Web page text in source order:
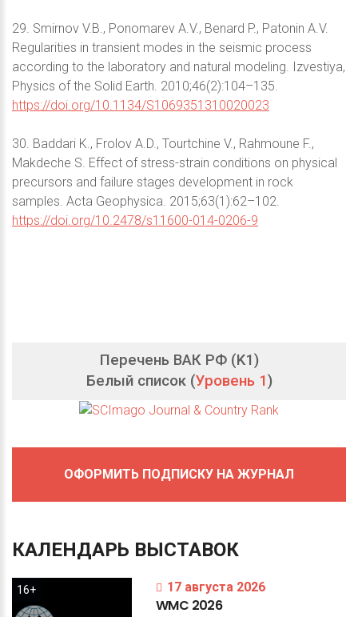
29. Smirnov V.B., Ponomarev A.V., Benard P., Patonin A.V.
Regularities in transient modes in the seismic process
according to the laboratory and natural modeling. Izvestiya,
Physics of the Solid Earth. 2010;46(2):104–135.
https://doi.org/10.1134/S1069351310020023
30. Baddari K., Frolov A.D., Tourtchine V., Rahmoune F.,
Makdeche S. Effect of stress-strain conditions on physical
precursors and failure stages development in rock
samples. Acta Geophysica. 2015;63(1):62–102.
https://doi.org/10.2478/s11600-014-0206-9
Перечень ВАК РФ (K1)
Белый список (Уровень 1)
ОФОРМИТЬ ПОДПИСКУ НА ЖУРНАЛ
КАЛЕНДАРЬ ВЫСТАВОК
16+ 17 августа 2026
WMC 2026